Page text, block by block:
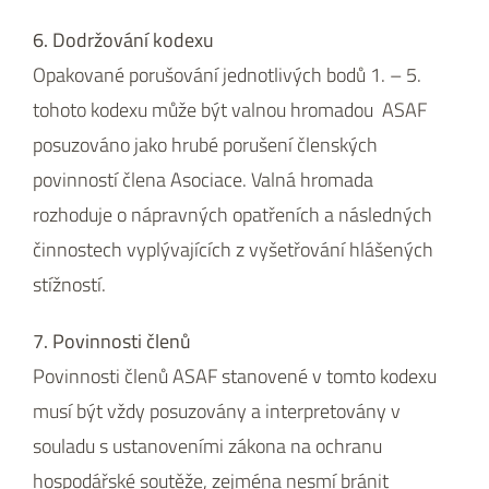
6. Dodržování kodexu
Opakované porušování jednotlivých bodů 1. – 5.
tohoto kodexu může být valnou hromadou ASAF
posuzováno jako hrubé porušení členských
povinností člena Asociace. Valná hromada
rozhoduje o nápravných opatřeních a následných
činnostech vyplývajících z vyšetřování hlášených
stížností.
7. Povinnosti členů
Povinnosti členů ASAF stanovené v tomto kodexu
musí být vždy posuzovány a interpretovány v
souladu s ustanoveními zákona na ochranu
hospodářské soutěže, zejména nesmí bránit